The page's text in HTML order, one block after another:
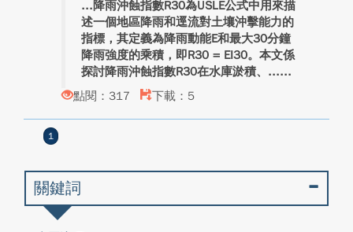
降雨沖蝕指數R30為USLE公式中用來描
述一個地區降雨和逕流對土壤沖擊能力的
指標，其定義為降雨動能E和最大30分鐘
降雨強度的乘積，即R30 = EI30。本文係
探討降雨沖蝕指數R30在水庫淤積、...
點閱：317
下載：5
1
關鍵詞